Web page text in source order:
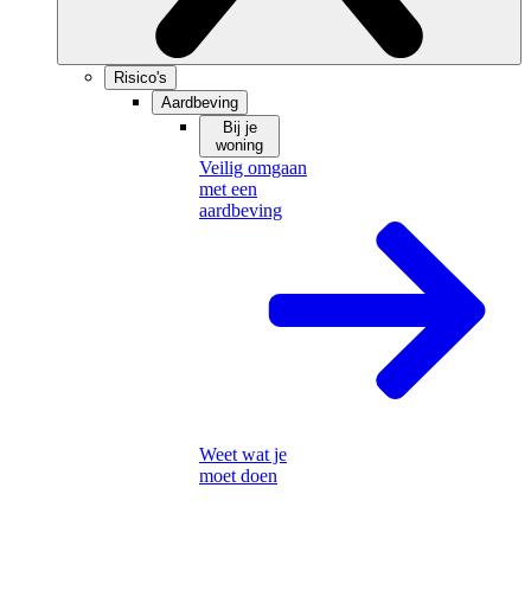
Risico's
Aardbeving
Bij je
woning
Veilig omgaan
met een
aardbeving
Weet wat je
moet doen